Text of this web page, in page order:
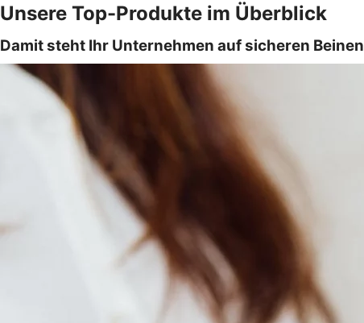
Unsere Top-Produkte im Überblick
Damit steht Ihr Unternehmen auf sicheren Beinen